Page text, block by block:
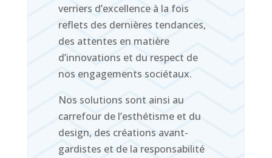
verriers d’excellence à la fois
reflets des dernières tendances,
des attentes en matière
d’innovations et du respect de
nos engagements sociétaux.
Nos solutions sont ainsi au
carrefour de l’esthétisme et du
design, des créations avant-
gardistes et de la responsabilité